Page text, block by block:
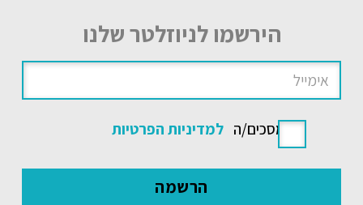
הירשמו לניוזלטר שלנו
אני מסכים/ה למדיניות הפרטיות